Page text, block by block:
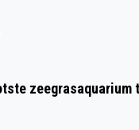
zeegrasaquarium